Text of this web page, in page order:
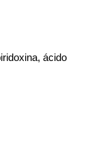
ácido